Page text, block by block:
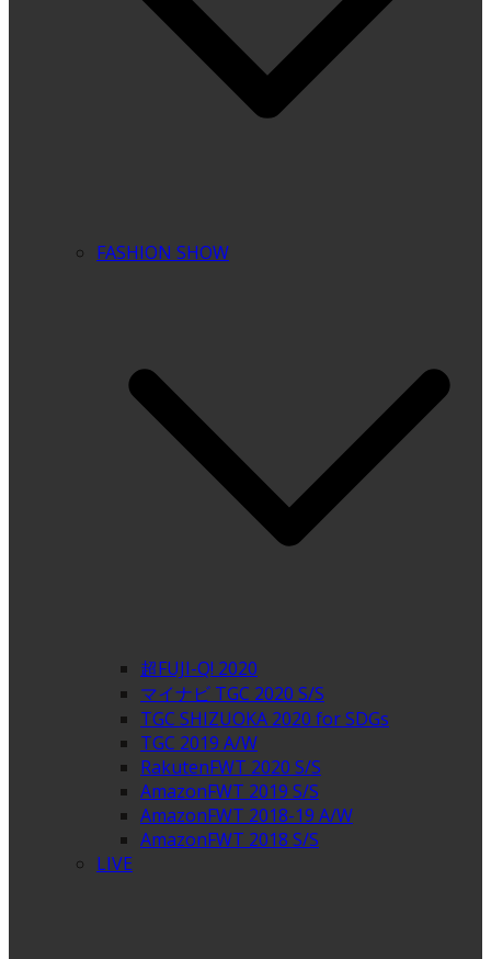
FASHION SHOW
超FUJI-Q! 2020
マイナビ TGC 2020 S/S
TGC SHIZUOKA 2020 for SDGs
TGC 2019 A/W
RakutenFWT 2020 S/S
AmazonFWT 2019 S/S
AmazonFWT 2018-19 A/W
AmazonFWT 2018 S/S
LIVE